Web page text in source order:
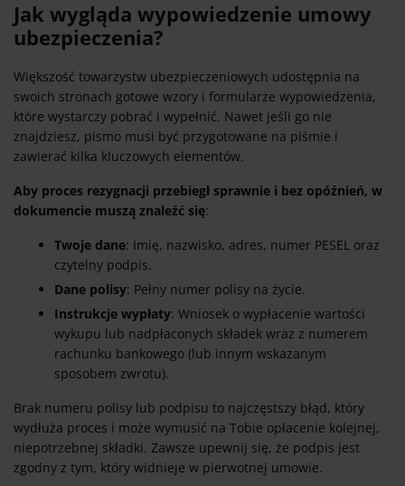
Jak wygląda wypowiedzenie umowy
ubezpieczenia?
Większość towarzystw ubezpieczeniowych udostępnia na
swoich stronach gotowe wzory i formularze wypowiedzenia,
które wystarczy pobrać i wypełnić. Nawet jeśli go nie
znajdziesz, pismo musi być przygotowane na piśmie i
zawierać kilka kluczowych elementów.
Aby proces rezygnacji przebiegł sprawnie i bez opóźnień, w
dokumencie muszą znaleźć się:
Twoje dane: Imię, nazwisko, adres, numer PESEL oraz
czytelny podpis.
Dane polisy: Pełny numer polisy na życie.
Instrukcje wypłaty: Wniosek o wypłacenie wartości
wykupu lub nadpłaconych składek wraz z numerem
rachunku bankowego (lub innym wskazanym
sposobem zwrotu).
Brak numeru polisy lub podpisu to najczęstszy błąd, który
wydłuża proces i może wymusić na Tobie opłacenie kolejnej,
niepotrzebnej składki. Zawsze upewnij się, że podpis jest
zgodny z tym, który widnieje w pierwotnej umowie.